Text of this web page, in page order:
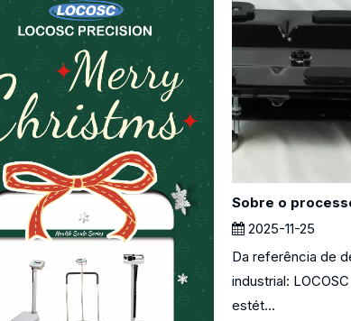
2025-11-25
Da referência de
industrial:
estét...